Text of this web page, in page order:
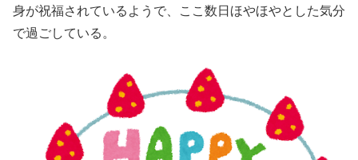
身が祝福されているようで、ここ数日ほやほやとした気分
で過ごしている。